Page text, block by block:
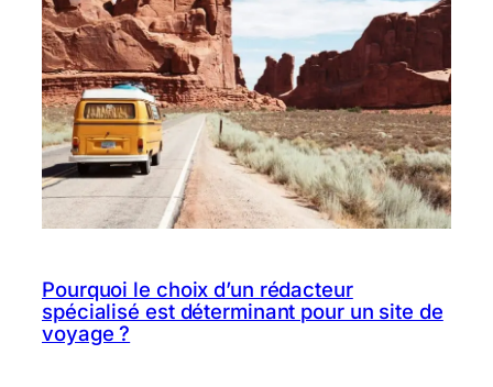
Pourquoi le choix d’un rédacteur
spécialisé est déterminant pour un site de
voyage ?